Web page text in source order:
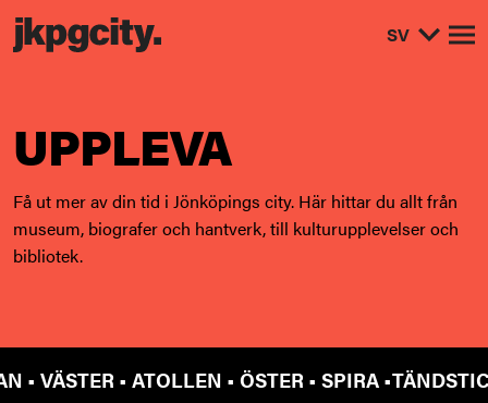
SV
UPPLEVA
Få ut mer av din tid i Jönköpings city. Här hittar du allt från
museum, biografer och hantverk, till kulturupplevelser och
bibliotek.
• ATOLLEN • ÖSTER • SPIRA •